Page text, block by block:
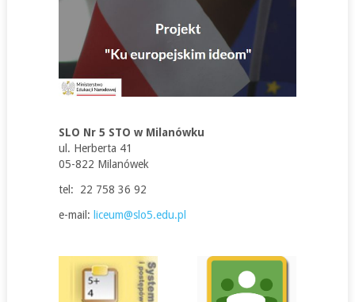
SLO Nr 5 STO w Milanówku
ul. Herberta 41
05-822 Milanówek
tel: 22 758 36 92
e-mail: liceum@slo5.edu.pl